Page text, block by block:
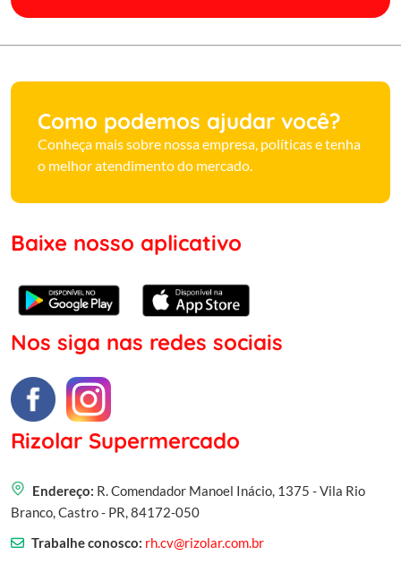
Como podemos ajudar você?
Conheça mais sobre nossa empresa, políticas e tenha
o melhor atendimento do mercado.
Baixe nosso aplicativo
Nos siga nas redes sociais
Rizolar Supermercado
Endereço: R. Comendador Manoel Inácio, 1375 - Vila Rio
Branco, Castro - PR, 84172-050
Trabalhe conosco: rh.cv@rizolar.com.br